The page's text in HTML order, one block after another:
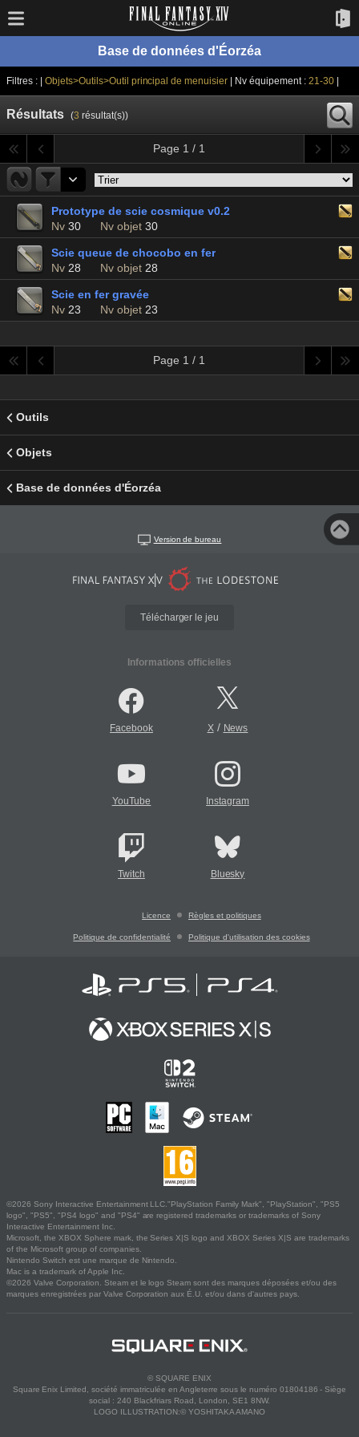
Base de données d'Éorzéa
Filtres : | Objets>Outils>Outil principal de menuisier | Nv équipement : 21-30|
Résultats (3 résultat(s))
Page 1 / 1
Prototype de scie cosmique v0.2
Nv 30 Nv objet 30
Scie queue de chocobo en fer
Nv 28 Nv objet 28
Scie en fer gravée
Nv 23 Nv objet 23
Page 1 / 1
Outils
Objets
Base de données d'Éorzéa
Version de bureau
Télécharger le jeu
Informations officielles
Facebook X/ News
YouTube Instagram
Twitch Bluesky
Licence Règles et politiques
Politique de confidentialité Politique d'utilisation des cookies
©2026 Sony Interactive Entertainment LLC."PlayStation Family Mark", "PlayStation", "PS5
logo", "PS5", "PS4 logo" and "PS4" are registered trademarks or trademarks of Sony
Interactive Entertainment Inc.
Microsoft, the XBOX Sphere mark, the Series X|S logo and XBOX Series X|S are trademarks
of the Microsoft group of companies.
Nintendo Switch est une marque de Nintendo.
Mac is a trademark of Apple Inc.
©2026 Valve Corporation. Steam et le logo Steam sont des marques déposées et/ou des
marques enregistrées par Valve Corporation aux É.U. et/ou dans d'autres pays.
© SQUARE ENIX
Square Enix Limited, société immatriculée en Angleterre sous le numéro 01804186 - Siège
social : 240 Blackfriars Road, London, SE1 8NW.
LOGO ILLUSTRATION:© YOSHITAKA AMANO